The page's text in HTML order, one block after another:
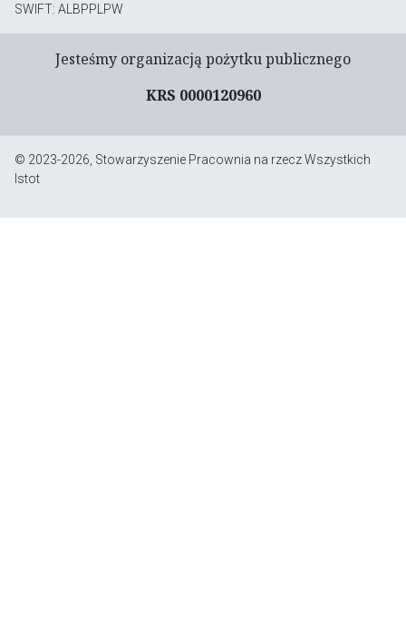
SWIFT: ALBPPLPW
Jesteśmy organizacją pożytku publicznego
KRS 0000120960
© 2023-2026, Stowarzyszenie Pracownia na rzecz Wszystkich
Istot